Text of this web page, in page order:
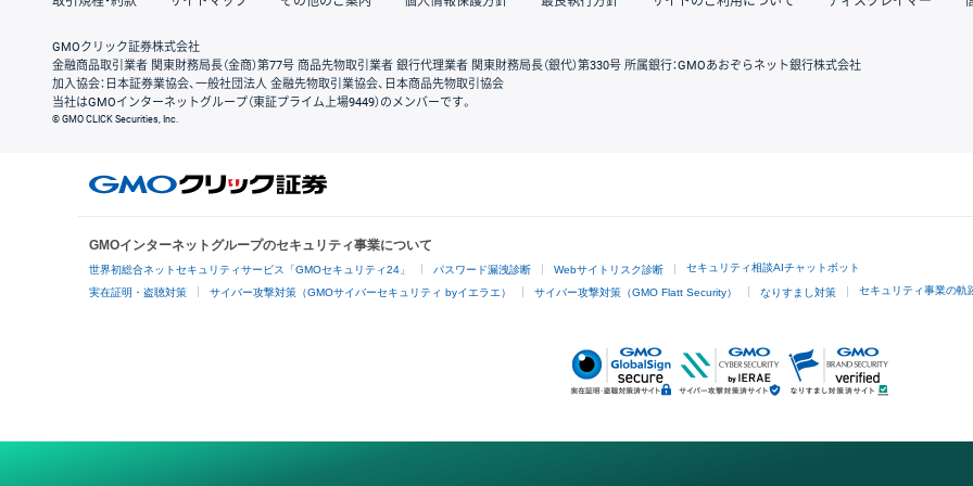
GMOクリック証券株式会社
金融商品取引業者 関東財務局長（金商）第77号 商品先物取引業者 銀行代理業者 関東財務局長（銀代）第330号 所属銀行：GMOあおぞらネット銀行株式会社
加入協会：日本証券業協会、一般社団法人 金融先物取引業協会、日本商品先物取引協会
当社はGMOインターネットグループ（東証プライム上場9449）のメンバーです。
© GMO CLICK Securities, Inc.
GMOインターネットグループのセキュリティ事業について
世界初総合ネットセキュリティサービス「GMOセキュリティ24」 パスワード漏洩診断 Webサイトリスク診断 セキュリティ相談AIチャットボット
実在証明・盗聴対策 サイバー攻撃対策（GMOサイバーセキュリティ byイエラエ） サイバー攻撃対策（GMO Flatt Security） なりすまし対策 セキュリティ事業の軌